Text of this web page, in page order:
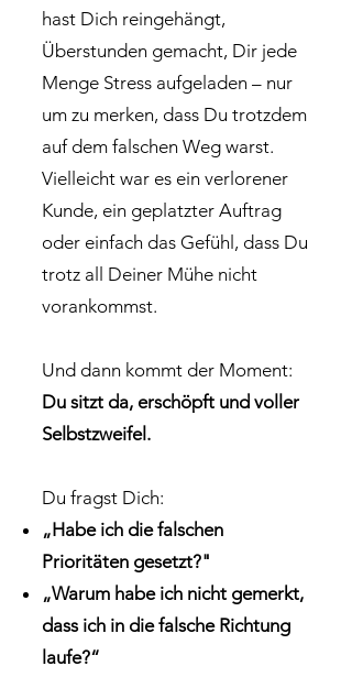
hast Dich reingehängt,
Überstunden gemacht, Dir jede
Menge Stress aufgeladen – nur
um zu merken, dass Du trotzdem
auf dem falschen Weg warst.
Vielleicht war es ein verlorener
Kunde, ein geplatzter Auftrag
oder einfach das Gefühl, dass Du
trotz all Deiner Mühe nicht
vorankommst.
Und dann kommt der Moment:
Du sitzt da, erschöpft und voller
Selbstzweifel.
Du fragst Dich:
„Habe ich die falschen
Prioritäten gesetzt?"
„Warum habe ich nicht gemerkt,
dass ich in die falsche Richtung
laufe?“